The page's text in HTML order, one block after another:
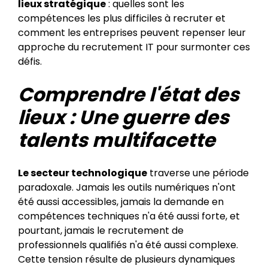
lieux stratégique: quelles sont les
compétences les plus difficiles à recruter et
comment les entreprises peuvent repenser leur
approche du recrutement IT pour surmonter ces
défis.
Comprendre l'état des
lieux : Une guerre des
talents multifacette
Le secteur technologique traverse une période
paradoxale. Jamais les outils numériques n'ont
été aussi accessibles, jamais la demande en
compétences techniques n'a été aussi forte, et
pourtant, jamais le recrutement de
professionnels qualifiés n'a été aussi complexe.
Cette tension résulte de plusieurs dynamiques